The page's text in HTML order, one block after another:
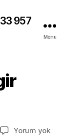
957
Menü
Yorum yok